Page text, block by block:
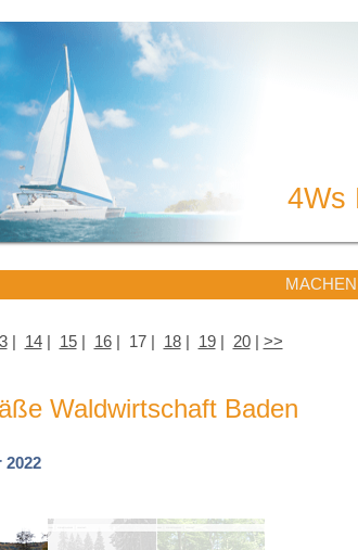
4Ws
| 14| 15| 16| 17 | 18| 19| 20| >>
Waldwirtschaft Baden
2022